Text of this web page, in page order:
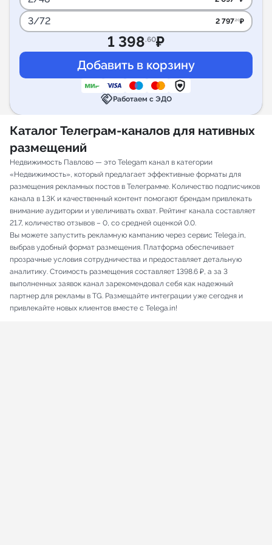
3/72 2 797.20₽
1 398.60₽
handshakeРаботаем с ЭДО
Каталог Телеграм-каналов для нативных
размещений
Недвижимость Павлово — это Telegam канал в категории
«Недвижимость», который предлагает эффективные форматы для
размещения рекламных постов в Телеграмме. Количество подписчиков
канала в 1.3K и качественный контент помогают брендам привлекать
внимание аудитории и увеличивать охват. Рейтинг канала составляет
21.7, количество отзывов – 0, со средней оценкой 0.0.
Вы можете запустить рекламную кампанию через сервис Telega.in,
выбрав удобный формат размещения. Платформа обеспечивает
прозрачные условия сотрудничества и предоставляет детальную
аналитику. Стоимость размещения составляет 1398.6 ₽, а за 3
выполненных заявок канал зарекомендовал себя как надежный
партнер для рекламы в TG. Размещайте интеграции уже сегодня и
привлекайте новых клиентов вместе с Telega.in!